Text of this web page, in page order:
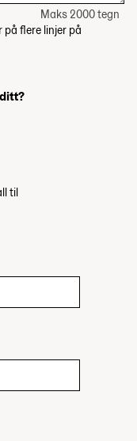
Maks 2000 tegn
flere linjer på
til